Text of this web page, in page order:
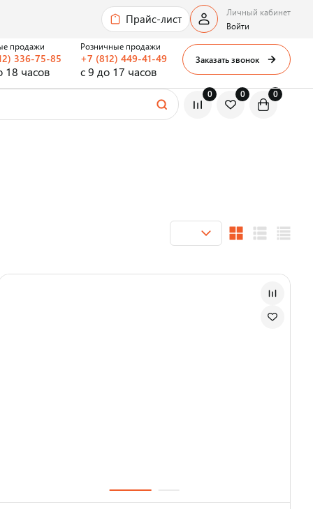
Прайс-лист
0 0 0
продажи
336-75-85
18 часов
Розничные продажи
+7 (812) 449-41-49
с 9 до 17 часов
Заказать звонок
Личный кабинет
Войти